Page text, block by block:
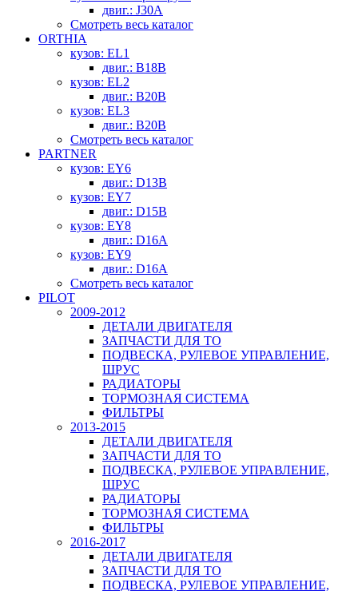
двиг.: J30A
Смотреть весь каталог
ORTHIA
кузов: EL1
двиг.: B18B
кузов: EL2
двиг.: B20B
кузов: EL3
двиг.: B20B
Смотреть весь каталог
PARTNER
кузов: EY6
двиг.: D13B
кузов: EY7
двиг.: D15B
кузов: EY8
двиг.: D16A
кузов: EY9
двиг.: D16A
Смотреть весь каталог
PILOT
2009-2012
ДЕТАЛИ ДВИГАТЕЛЯ
ЗАПЧАСТИ ДЛЯ ТО
ПОДВЕСКА, РУЛЕВОЕ УПРАВЛЕНИЕ,
ШРУС
РАДИАТОРЫ
ТОРМОЗНАЯ СИСТЕМА
ФИЛЬТРЫ
2013-2015
ДЕТАЛИ ДВИГАТЕЛЯ
ЗАПЧАСТИ ДЛЯ ТО
ПОДВЕСКА, РУЛЕВОЕ УПРАВЛЕНИЕ,
ШРУС
РАДИАТОРЫ
ТОРМОЗНАЯ СИСТЕМА
ФИЛЬТРЫ
2016-2017
ДЕТАЛИ ДВИГАТЕЛЯ
ЗАПЧАСТИ ДЛЯ ТО
ПОДВЕСКА, РУЛЕВОЕ УПРАВЛЕНИЕ,